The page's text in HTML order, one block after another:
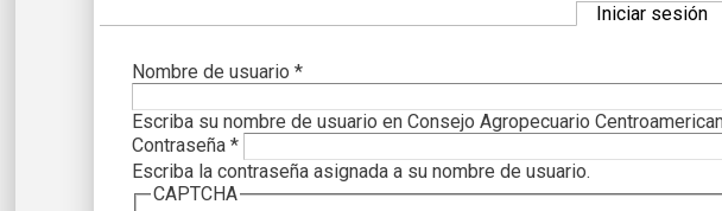
Iniciar sesión
Nombre de usuario*
Escriba su nombre de usuario en Consejo Agropecuario
Contraseña*
Escriba la contraseña asignada a su nombre de usuario.
CAPTCHA